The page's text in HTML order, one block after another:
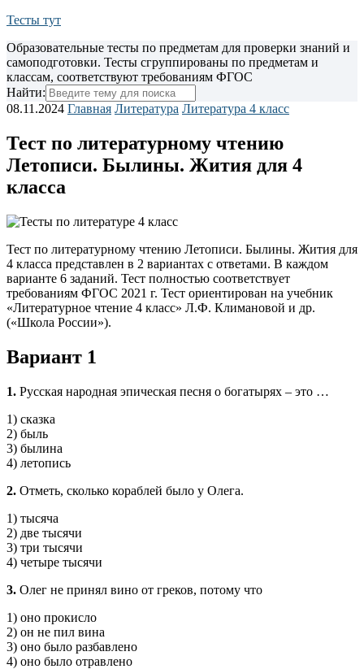
Тесты тут
Образовательные тесты по предметам для проверки знаний и
самоподготовки. Тесты сгруппированы по предметам и
классам, соответствуют требованиям ФГОС
Найти:
08.11.2024 Главная Литература Литература 4 класс
Тест по литературному чтению
Летописи. Былины. Жития для 4
класса
Тест по литературному чтению Летописи. Былины. Жития для
4 класса представлен в 2 вариантах с ответами. В каждом
варианте 6 заданий. Тест полностью соответствует
требованиям ФГОС 2021 г. Тест ориентирован на учебник
«Литературное чтение 4 класс» Л.Ф. Климановой и др.
(«Школа России»).
Вариант 1
1. Русская народная эпическая песня о богатырях – это …
1) сказка
2) быль
3) былина
4) летопись
2. Отметь, сколько кораблей было у Олега.
1) тысяча
2) две тысячи
3) три тысячи
4) четыре тысячи
3. Олег не принял вино от греков, потому что
1) оно прокисло
2) он не пил вина
3) оно было разбавлено
4) оно было отравлено